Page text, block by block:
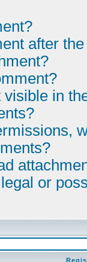
after
in
or